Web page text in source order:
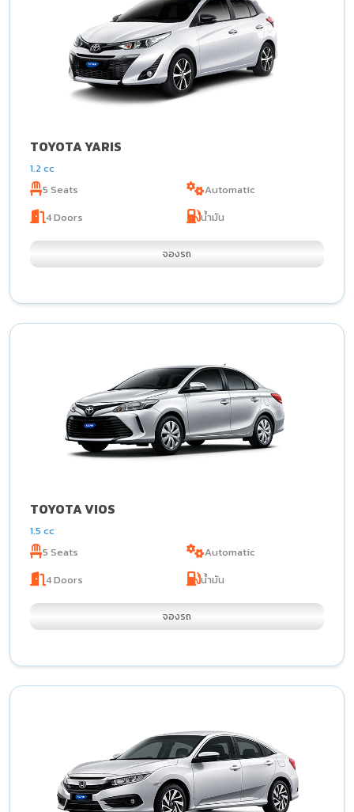
TOYOTA YARIS
1.2 cc
5 Seats
4 Doors
Automatic
น้ำมัน
จองรถ
TOYOTA VIOS
1.5 cc
5 Seats
4 Doors
Automatic
น้ำมัน
จองรถ